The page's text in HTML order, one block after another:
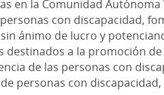
en la Comunidad
con discapacidad,
ánimo de lucro y
destinados a la promoción
de las personas con
personas con